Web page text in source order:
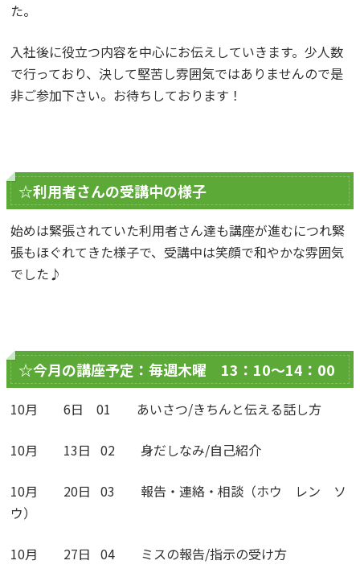
た。
入社後に役立つ内容を中心にお伝えしていきます。少人数
で行っており、決して堅苦し雰囲気ではありませんので是
非ご参加下さい。お待ちしております！
☆利用者さんの受講中の様子
始めは緊張されていた利用者さん達も講座が進むにつれ緊
張もほぐれてきた様子で、受講中は笑顔で和やかな雰囲気
でした♪
☆今月の講座予定：毎週木曜 13：10～14：00
10月 6日 01 あいさつ/きちんと伝える話し方
10月 13日 02 身だしなみ/自己紹介
10月 20日 03 報告・連絡・相談（ホウ レン ソ
ウ）
10月 27日 04 ミスの報告/指示の受け方